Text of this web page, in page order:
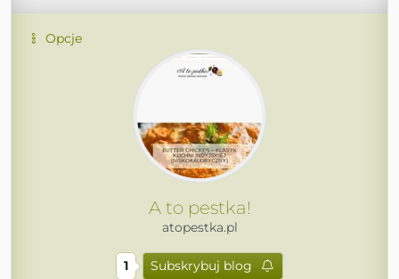
Opcje
A to pestka!
atopestka.pl
1 Subskrybuj blog